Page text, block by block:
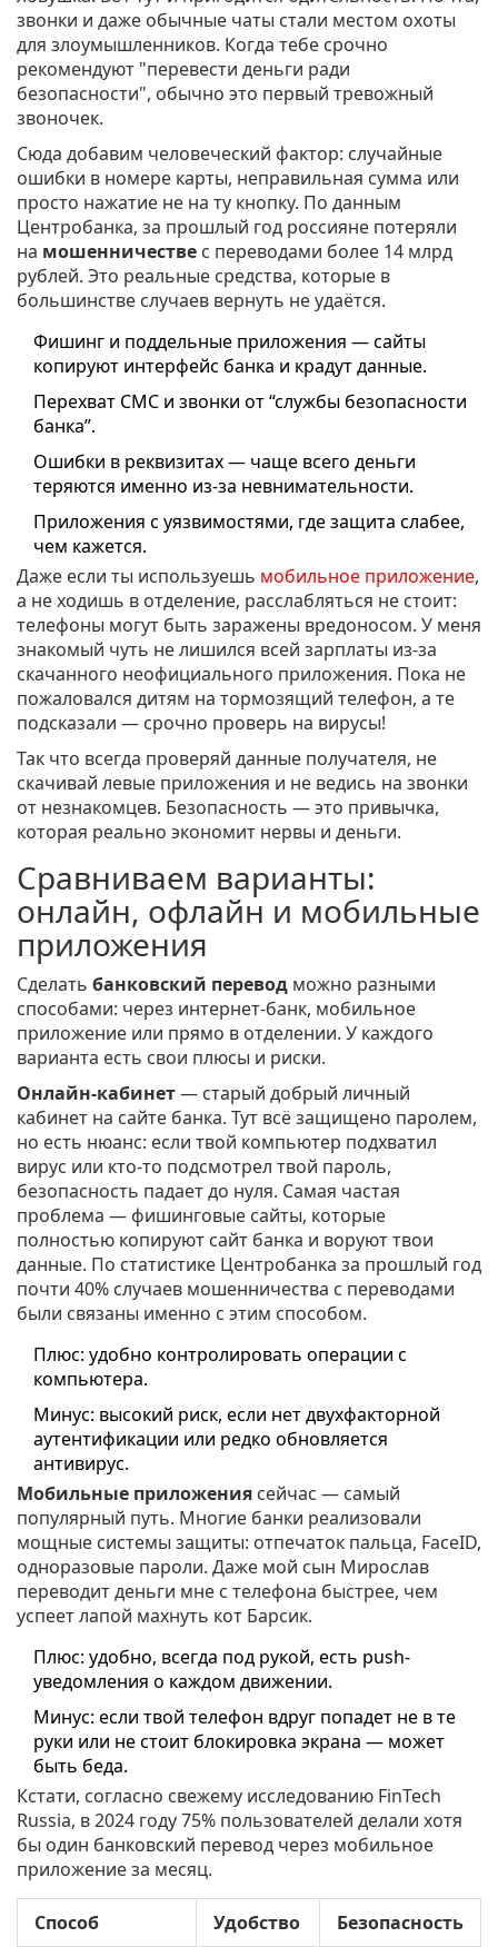
звонки и даже обычные чаты стали местом охоты
для злоумышленников. Когда тебе срочно
рекомендуют "перевести деньги ради
безопасности", обычно это первый тревожный
звоночек.
Сюда добавим человеческий фактор: случайные
ошибки в номере карты, неправильная сумма или
просто нажатие не на ту кнопку. По данным
Центробанка, за прошлый год россияне потеряли
на мошенничестве с переводами более 14 млрд
рублей. Это реальные средства, которые в
большинстве случаев вернуть не удаётся.
Фишинг и поддельные приложения — сайты
копируют интерфейс банка и крадут данные.
Перехват СМС и звонки от “службы безопасности
банка”.
Ошибки в реквизитах — чаще всего деньги
теряются именно из-за невнимательности.
Приложения с уязвимостями, где защита слабее,
чем кажется.
Даже если ты используешь мобильное приложение,
а не ходишь в отделение, расслабляться не стоит:
телефоны могут быть заражены вредоносом. У меня
знакомый чуть не лишился всей зарплаты из-за
скачанного неофициального приложения. Пока не
пожаловался дитям на тормозящий телефон, а те
подсказали — срочно проверь на вирусы!
Так что всегда проверяй данные получателя, не
скачивай левые приложения и не ведись на звонки
от незнакомцев. Безопасность — это привычка,
которая реально экономит нервы и деньги.
Сравниваем варианты:
онлайн, офлайн и мобильные
приложения
Сделать банковский перевод можно разными
способами: через интернет-банк, мобильное
приложение или прямо в отделении. У каждого
варианта есть свои плюсы и риски.
Онлайн-кабинет— старый добрый личный
кабинет на сайте банка. Тут всё защищено паролем,
но есть нюанс: если твой компьютер подхватил
вирус или кто-то подсмотрел твой пароль,
безопасность падает до нуля. Самая частая
проблема — фишинговые сайты, которые
полностью копируют сайт банка и воруют твои
данные. По статистике Центробанка за прошлый год
почти 40% случаев мошенничества с переводами
были связаны именно с этим способом.
Плюс: удобно контролировать операции с
компьютера.
Минус: высокий риск, если нет двухфакторной
аутентификации или редко обновляется
антивирус.
Мобильные приложения сейчас — самый
популярный путь. Многие банки реализовали
мощные системы защиты: отпечаток пальца, FaceID,
одноразовые пароли. Даже мой сын Мирослав
переводит деньги мне с телефона быстрее, чем
успеет лапой махнуть кот Барсик.
Плюс: удобно, всегда под рукой, есть push-
уведомления о каждом движении.
Минус: если твой телефон вдруг попадет не в те
руки или не стоит блокировка экрана — может
быть беда.
Кстати, согласно свежему исследованию FinTech
Russia, в 2024 году 75% пользователей делали хотя
бы один банковский перевод через мобильное
приложение за месяц.
Способ Удобство Безопасность